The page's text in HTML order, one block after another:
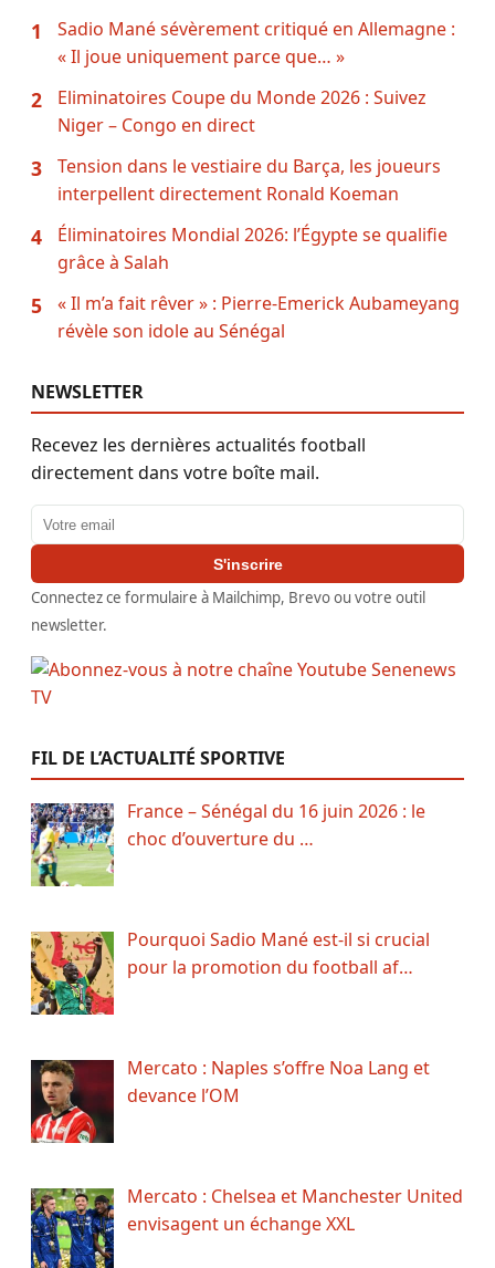
1
Sadio Mané sévèrement critiqué en Allemagne :
« Il joue uniquement parce que… »
2
Eliminatoires Coupe du Monde 2026 : Suivez
Niger – Congo en direct
3
Tension dans le vestiaire du Barça, les joueurs
interpellent directement Ronald Koeman
4
Éliminatoires Mondial 2026: l’Égypte se qualifie
grâce à Salah
5
« Il m’a fait rêver » : Pierre-Emerick Aubameyang
révèle son idole au Sénégal
NEWSLETTER
Recevez les dernières actualités football
directement dans votre boîte mail.
Adresse email
S'inscrire
Connectez ce formulaire à Mailchimp, Brevo ou votre outil
newsletter.
FIL DE L’ACTUALITÉ SPORTIVE
France – Sénégal du 16 juin 2026 : le
choc d’ouverture du …
Pourquoi Sadio Mané est-il si crucial
pour la promotion du football af…
Mercato : Naples s’offre Noa Lang et
devance l’OM
Mercato : Chelsea et Manchester United
envisagent un échange XXL